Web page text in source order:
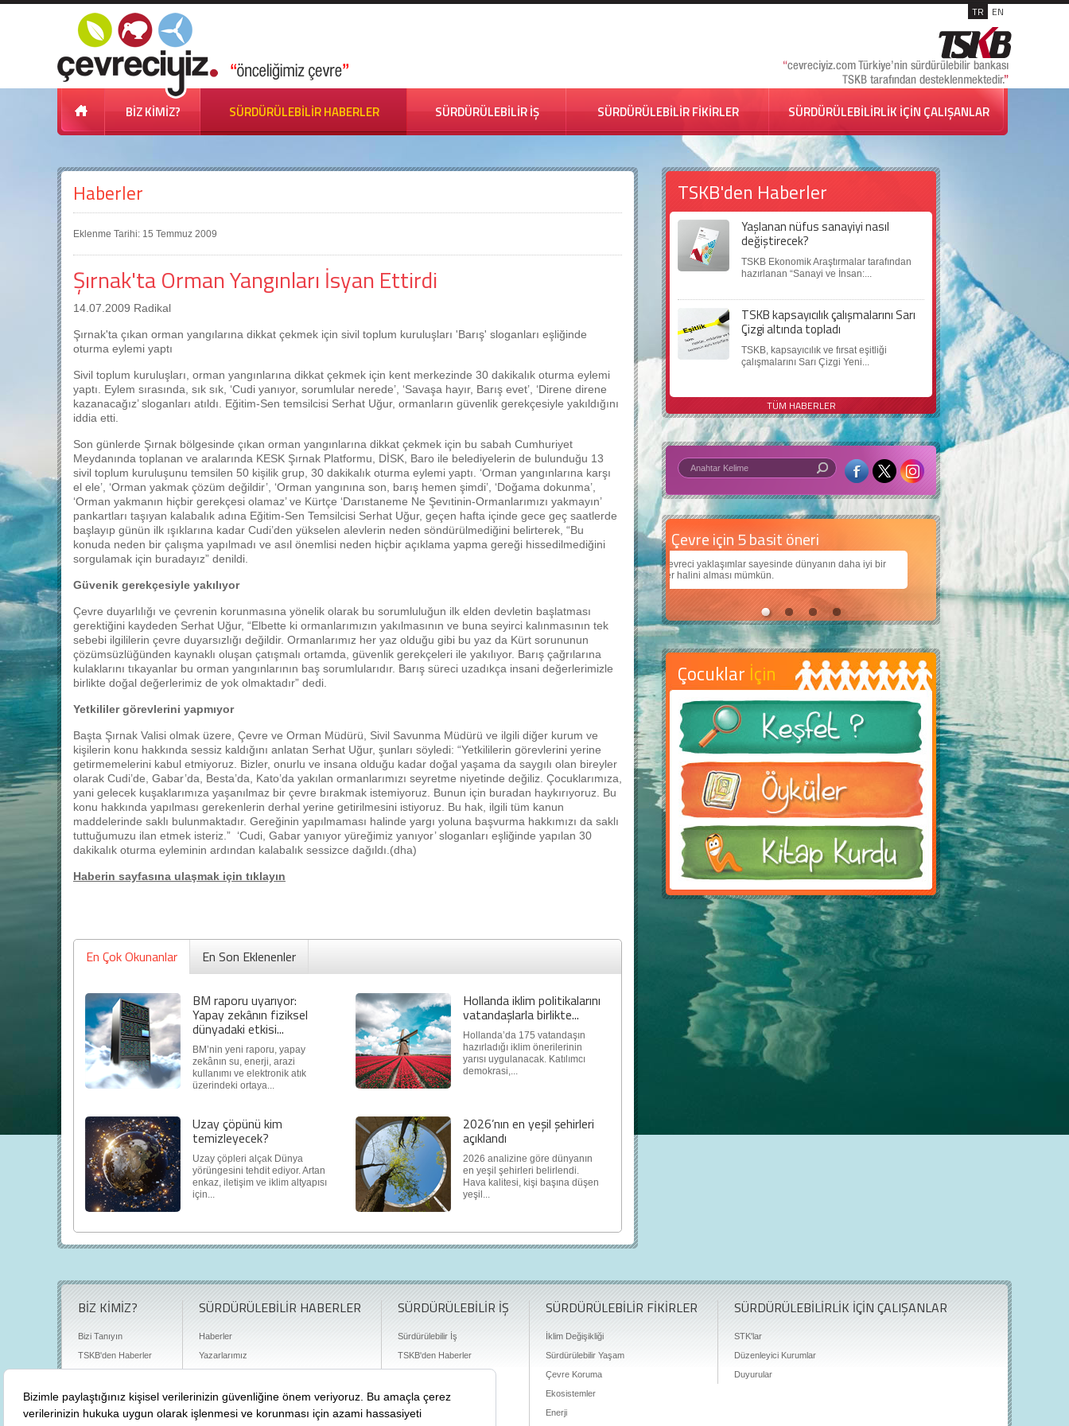
TR EN
BİZ KİMİZ? SÜRDÜRÜLEBİLİR HABERLER SÜRDÜRÜLEBİLİR İŞ SÜRDÜRÜLEBİLİR FİKİRLER SÜRDÜRÜLEBİLİRLİK İÇİN ÇALIŞANLAR
Haberler
Eklenme Tarihi: 15 Temmuz 2009
Şırnak'ta Orman Yangınları İsyan Ettirdi
14.07.2009 Radikal
Şırnak'ta çıkan orman yangılarına dikkat çekmek için sivil toplum kuruluşları 'Barış' sloganları eşliğinde
oturma eylemi yaptı
Sivil toplum kuruluşları, orman yangınlarına dikkat çekmek için kent merkezinde 30 dakikalık oturma eylemi
yaptı. Eylem sırasında, sık sık, ‘Cudi yanıyor, sorumlular nerede’, ‘Savaşa hayır, Barış evet’, ‘Direne direne
kazanacağız’ sloganları atıldı. Eğitim-Sen temsilcisi Serhat Uğur, ormanların güvenlik gerekçesiyle yakıldığını
iddia etti.
Son günlerde Şırnak bölgesinde çıkan orman yangınlarına dikkat çekmek için bu sabah Cumhuriyet
Meydanında toplanan ve aralarında KESK Şırnak Platformu, DİSK, Baro ile belediyelerin de bulunduğu 13
sivil toplum kuruluşunu temsilen 50 kişilik grup, 30 dakikalık oturma eylemi yaptı. ‘Orman yangınlarına karşı
el ele’, ‘Orman yakmak çözüm değildir’, ‘Orman yangınına son, barış hemen şimdi’, ‘Doğama dokunma’,
‘Orman yakmanın hiçbir gerekçesi olamaz’ ve Kürtçe ‘Darıstaneme Ne Şevıtinin-Ormanlarımızı yakmayın’
pankartları taşıyan kalabalık adına Eğitim-Sen Temsilcisi Serhat Uğur, geçen hafta içinde gece geç saatlerde
başlayıp günün ilk ışıklarına kadar Cudi’den yükselen alevlerin neden söndürülmediğini belirterek, “Bu
konuda neden bir çalışma yapılmadı ve asıl önemlisi neden hiçbir açıklama yapma gereği hissedilmediğini
sorgulamak için buradayız” denildi.
Güvenik gerekçesiyle yakılıyor
Çevre duyarlılığı ve çevrenin korunmasına yönelik olarak bu sorumluluğun ilk elden devletin başlatması
gerektiğini kaydeden Serhat Uğur, “Elbette ki ormanlarımızın yakılmasının ve buna seyirci kalınmasının tek
sebebi ilgililerin çevre duyarsızlığı değildir. Ormanlarımız her yaz olduğu gibi bu yaz da Kürt sorununun
çözümsüzlüğünden kaynaklı oluşan çatışmalı ortamda, güvenlik gerekçeleri ile yakılıyor. Barış çağrılarına
kulaklarını tıkayanlar bu orman yangınlarının baş sorumlularıdır. Barış süreci uzadıkça insani değerlerimizle
birlikte doğal değerlerimiz de yok olmaktadır” dedi.
Yetkililer görevlerini yapmıyor
Başta Şırnak Valisi olmak üzere, Çevre ve Orman Müdürü, Sivil Savunma Müdürü ve ilgili diğer kurum ve
kişilerin konu hakkında sessiz kaldığını anlatan Serhat Uğur, şunları söyledi: “Yetkililerin görevlerini yerine
getirmemelerini kabul etmiyoruz. Bizler, onurlu ve insana olduğu kadar doğal yaşama da saygılı olan bireyler
olarak Cudi’de, Gabar’da, Besta’da, Kato’da yakılan ormanlarımızı seyretme niyetinde değiliz. Çocuklarımıza,
yani gelecek kuşaklarımıza yaşanılmaz bir çevre bırakmak istemiyoruz. Bunun için buradan haykırıyoruz. Bu
konu hakkında yapılması gerekenlerin derhal yerine getirilmesini istiyoruz. Bu hak, ilgili tüm kanun
maddelerinde saklı bulunmaktadır. Gereğinin yapılmaması halinde yargı yoluna başvurma hakkımızı da saklı
tuttuğumuzu ilan etmek isteriz.” ‘Cudi, Gabar yanıyor yüreğimiz yanıyor’ sloganları eşliğinde yapılan 30
dakikalık oturma eyleminin ardından kalabalık sessizce dağıldı.(dha)
Haberin sayfasına ulaşmak için tıklayın
En Çok Okunanlar En Son Eklenenler
BM raporu uyarıyor:
Yapay zekânın fiziksel
dünyadaki etkisi...
BM’nin yeni raporu, yapay
zekânın su, enerji, arazi
kullanımı ve elektronik atık
üzerindeki ortaya...
Hollanda iklim politikalarını
vatandaşlarla birlikte...
Hollanda’da 175 vatandaşın
hazırladığı iklim önerilerinin
yarısı uygulanacak. Katılımcı
demokrasi,...
Uzay çöpünü kim
temizleyecek?
Uzay çöpleri alçak Dünya
yörüngesini tehdit ediyor. Artan
enkaz, iletişim ve iklim altyapısı
için...
2026’nın en yeşil şehirleri
açıklandı
2026 analizine göre dünyanın
en yeşil şehirleri belirlendi.
Hava kalitesi, kişi başına düşen
yeşil...
TSKB'den Haberler
Yaşlanan nüfus sanayiyi nasıl
değiştirecek?
TSKB Ekonomik Araştırmalar tarafından
hazırlanan “Sanayi ve İnsan:...
TSKB kapsayıcılık çalışmalarını Sarı
Çizgi altında topladı
TSKB, kapsayıcılık ve fırsat eşitliği
çalışmalarını Sarı Çizgi Yeni...
TÜM HABERLER
Çevre için 5 basit öneri
sayesinde dünyanın daha iyi bir
Daha iyi bir dünya için yapay zekâ
Çocuklarımıza daha güzel bir dünya bırakabilmek için
teknolojiden nasıl yararlanırız?
Çocuklar İçin
BİZ KİMİZ?
Bizi Tanıyın
TSKB'den Haberler
Basın Odası
Bize Ulaşın
SÜRDÜRÜLEBİLİR HABERLER
Haberler
Yazarlarımız
Sürdürülebilirlik Kütüphanesi
Karbon Sayacı
SÜRDÜRÜLEBİLİR İŞ
Sürdürülebilir İş
TSKB'den Haberler
SÜRDÜRÜLEBİLİR FİKİRLER
İklim Değişikliği
Sürdürülebilir Yaşam
Çevre Koruma
Ekosistemler
Enerji
SÜRDÜRÜLEBİLİRLİK İÇİN ÇALIŞANLAR
STK'lar
Düzenleyici Kurumlar
Duyurular